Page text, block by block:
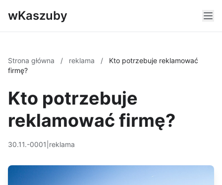
wKaszuby
Strona główna / reklama /
Kto potrzebuje reklamować
firmę?
Kto potrzebuje
reklamować firmę?
30.11.-0001 reklama